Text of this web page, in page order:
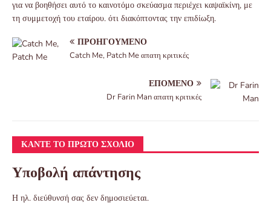
για να βοηθήσει αυτό το καινοτόμο σκεύασμα περιέχει καψαϊκίνη, με
τη συμμετοχή του εταίρου. ότι διακόπτοντας την επιδίωξη.
ΠΡΟΗΓΟΎΜΕΝΟ
Catch Me, Patch Me απατη κριτικές
ΕΠΌΜΕΝΟ
Dr Farin Man απατη κριτικές
ΚΆΝΤΕ ΤΟ ΠΡΏΤΟ ΣΧΌΛΙΟ
Υποβολή απάντησης
Η ηλ. διεύθυνσή σας δεν δημοσιεύεται.